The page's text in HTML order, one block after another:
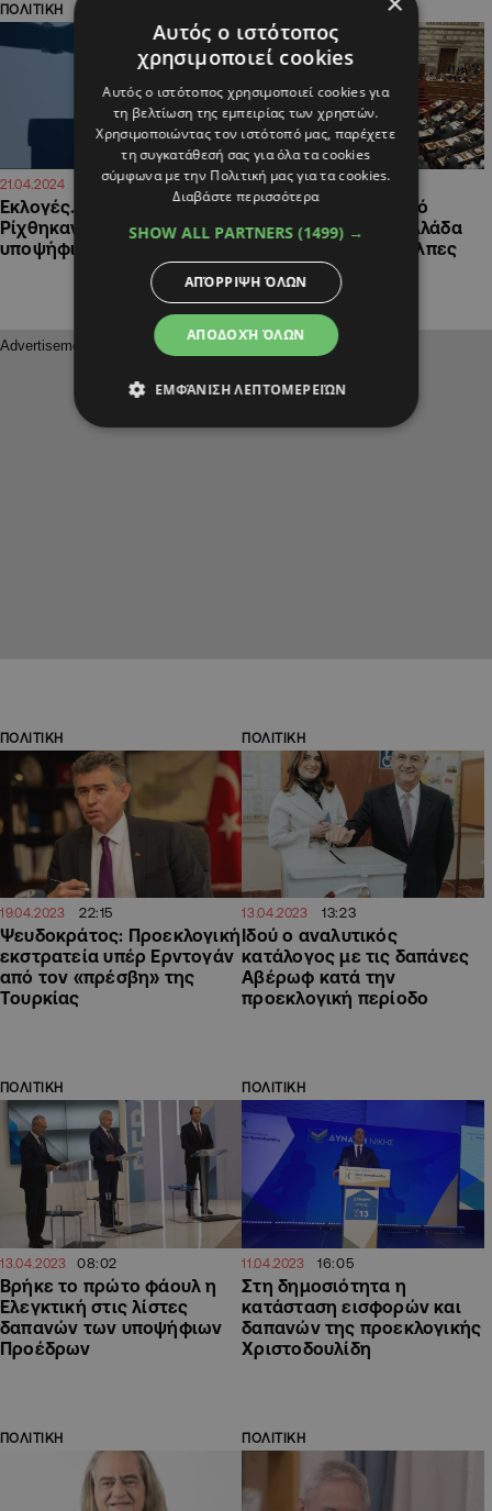
ΠΟΛΙΤΙΚΗ
21.04.2024 11:36
Εκλογές… χωρίς πολιτική:
Ρίχθηκαν στη μάχη 10.000
υποψήφιοι για 1.300 θέσεις
18.05.2023 11:15
Ανεβαίνει το πολιτικό
θερμόμετρο στην Ελλάδα
λίγο πριν από τις κάλπες
ΠΟΛΙΤΙΚΗ
19.04.2023 22:15
Ψευδοκράτος: Προεκλογική
εκστρατεία υπέρ Ερντογάν
από τον «πρέσβη» της
Τουρκίας
ΠΟΛΙΤΙΚΗ
13.04.2023 13:23
Ιδού ο αναλυτικός
κατάλογος με τις δαπάνες
Αβέρωφ κατά την
προεκλογική περίοδο
ΠΟΛΙΤΙΚΗ
13.04.2023 08:02
Βρήκε το πρώτο φάουλ η
Ελεγκτική στις λίστες
δαπανών των υποψήφιων
Προέδρων
ΠΟΛΙΤΙΚΗ
11.04.2023 16:05
Στη δημοσιότητα η
κατάσταση εισφορών και
δαπανών της προεκλογικής
Χριστοδουλίδη
ΠΟΛΙΤΙΚΗ ΠΟΛΙΤΙΚΗ
Αυτός ο ιστότοπος
χρησιμοποιεί cookies
Αυτός ο ιστότοπος χρησιμοποιεί cookies για
τη βελτίωση της εμπειρίας των χρηστών.
Χρησιμοποιώντας τον ιστότοπό μας, παρέχετε
τη συγκατάθεσή σας για όλα τα cookies
σύμφωνα με την Πολιτική μας για τα cookies.
Διαβάστε περισσότερα
SHOW ALL PARTNERS (1499) →
ΑΠΟΔΟΧΉ ΌΛΩΝ
ΑΠΌΡΡΙΨΗ ΌΛΩΝ
ΕΜΦΆΝΙΣΗ ΛΕΠΤΟΜΕΡΕΙΏΝ